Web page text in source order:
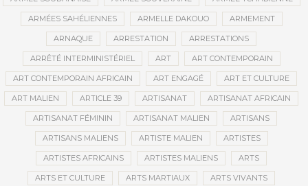
ARMÉES SAHÉLIENNES ARMELLE DAKOUO ARMEMENT
ARNAQUE ARRESTATION ARRESTATIONS
ARRÊTÉ INTERMINISTÉRIEL ART ART CONTEMPORAIN
ART CONTEMPORAIN AFRICAIN ART ENGAGÉ ART ET CULTURE
ART MALIEN ARTICLE 39 ARTISANAT ARTISANAT AFRICAIN
ARTISANAT FÉMININ ARTISANAT MALIEN ARTISANS
ARTISANS MALIENS ARTISTE MALIEN ARTISTES
ARTISTES AFRICAINS ARTISTES MALIENS ARTS
ARTS ET CULTURE ARTS MARTIAUX ARTS VIVANTS